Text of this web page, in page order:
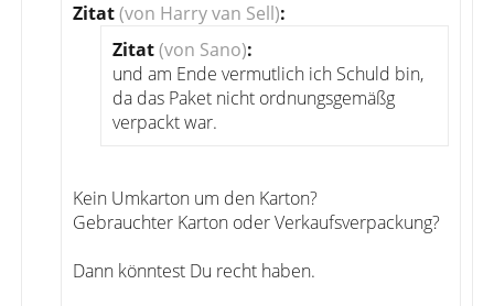
Zitat(von Harry van Sell):
Zitat(von Sano):
und am Ende vermutlich ich Schuld bin,
da das Paket nicht ordnungsgemäßg
verpackt war.
Kein Umkarton um den Karton?
Gebrauchter Karton oder Verkaufsverpackung?
Dann könntest Du recht haben.